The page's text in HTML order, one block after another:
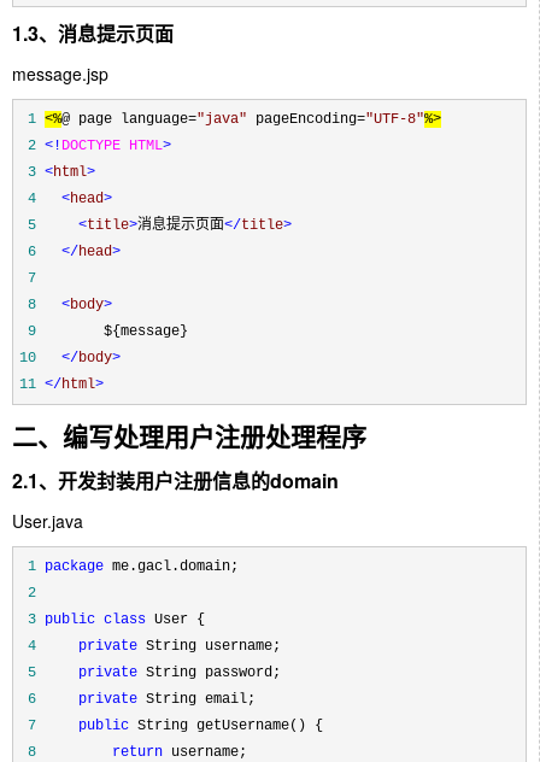
1.3、消息提示页面
message.jsp
1 <%@ page language="java" pageEncoding="UTF-8"%>
2 <! DOCTYPE HTML>
3 <html>
4
<head>
5
<title>消息提示页面</title>
6
</head>
7
8
<body>
9
10
</body>
11 </html>
二、编写处理用户注册处理程序
2.1、开发封装用户注册信息的domain
User.java
1 package
2
3 public class
4
private
5
private
6
private
7
public
8
return